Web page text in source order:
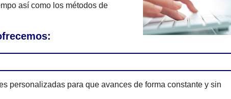
así como los métodos de
personalizadas para que avances de forma constante y sin